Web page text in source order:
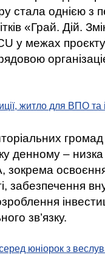
стала однією
«Грай. Дій.
у межах
житло для ВПО
громад
денному –
освоєння
забезпечення
зв’язку.
юніорок з